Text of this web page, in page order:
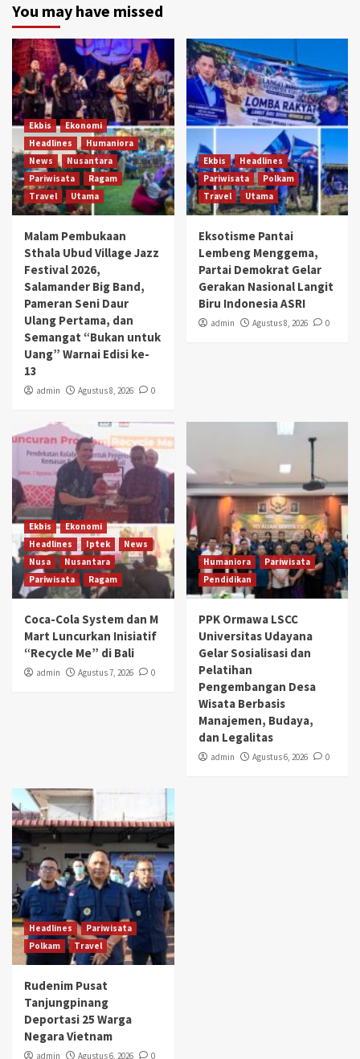
You may have missed
Ekbis
Ekonomi
Headlines
Humaniora
News
Nusantara
Pariwisata
Ragam
Travel
Utama
Malam Pembukaan
Sthala Ubud Village Jazz
Festival 2026,
Salamander Big Band,
Pameran Seni Daur
Ulang Pertama, dan
Semangat “Bukan untuk
Uang” Warnai Edisi ke-
13
admin Agustus 8, 2026 0
Ekbis
Headlines
Pariwisata
Polkam
Travel
Utama
Eksotisme Pantai
Lembeng Menggema,
Partai Demokrat Gelar
Gerakan Nasional Langit
Biru Indonesia ASRI
admin Agustus 8, 2026 0
Ekbis
Ekonomi
Headlines
Iptek
News
Nusa
Nusantara
Pariwisata
Ragam
Coca-Cola System dan M
Mart Luncurkan Inisiatif
“Recycle Me” di Bali
admin Agustus 7, 2026 0
Humaniora
Pariwisata
Pendidikan
PPK Ormawa LSCC
Universitas Udayana
Gelar Sosialisasi dan
Pelatihan
Pengembangan Desa
Wisata Berbasis
Manajemen, Budaya,
dan Legalitas
admin Agustus 6, 2026 0
Headlines
Pariwisata
Polkam
Travel
Rudenim Pusat
Tanjungpinang
Deportasi 25 Warga
Negara Vietnam
admin Agustus 6, 2026 0